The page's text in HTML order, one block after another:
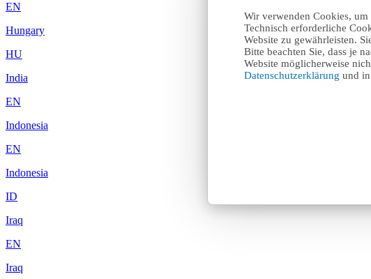
Wir verwenden Cookies,
Technisch erforderliche
Website zu gewährleisten.
Bitte beachten Sie, dass je
Website möglicherweise
Datenschutzerklärung und
EN
Hungary
HU
India
EN
Indonesia
EN
Indonesia
ID
Iraq
EN
Iraq